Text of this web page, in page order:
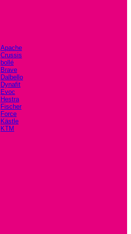
Apache
Crussis
bollé
Brave
Dalbello
Dynafit
Evoc
Hestra
Fischer
Force
Kästle
KTM